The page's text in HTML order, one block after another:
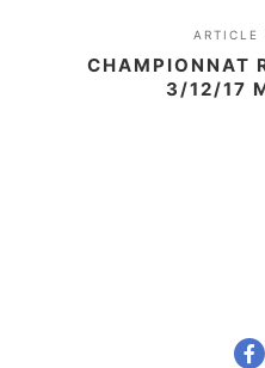
CHAMPIONNAT
3/12/17